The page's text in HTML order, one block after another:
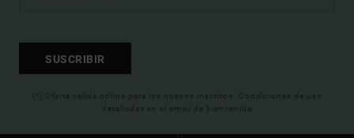
SUSCRIBIR
(*) Oferta valida online para los nuevos inscritos. Condiciones de uso
detalladas en el email de bienvenida